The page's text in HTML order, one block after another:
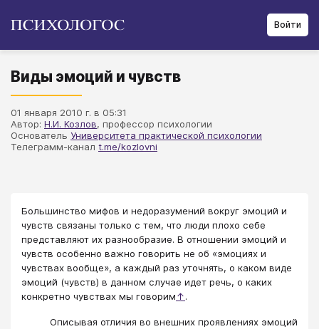
Войти
Виды эмоций и чувств
01 января 2010 г. в 05:31
Автор: Н.И. Козлов, профессор психологии
Основатель Университета практической психологии
Телеграмм-канал t.me/kozlovni
Большинство мифов и недоразумений вокруг эмоций и
чувств связаны только с тем, что люди плохо себе
представляют их разнообразие. В отношении эмоций и
чувств особенно важно говорить не об «эмоциях и
чувствах вообще», а каждый раз уточнять, о каком виде
эмоций (чувств) в данном случае идет речь, о каких
конкретно чувствах мы говорим↑.
Описывая отличия во внешних проявлениях эмоций